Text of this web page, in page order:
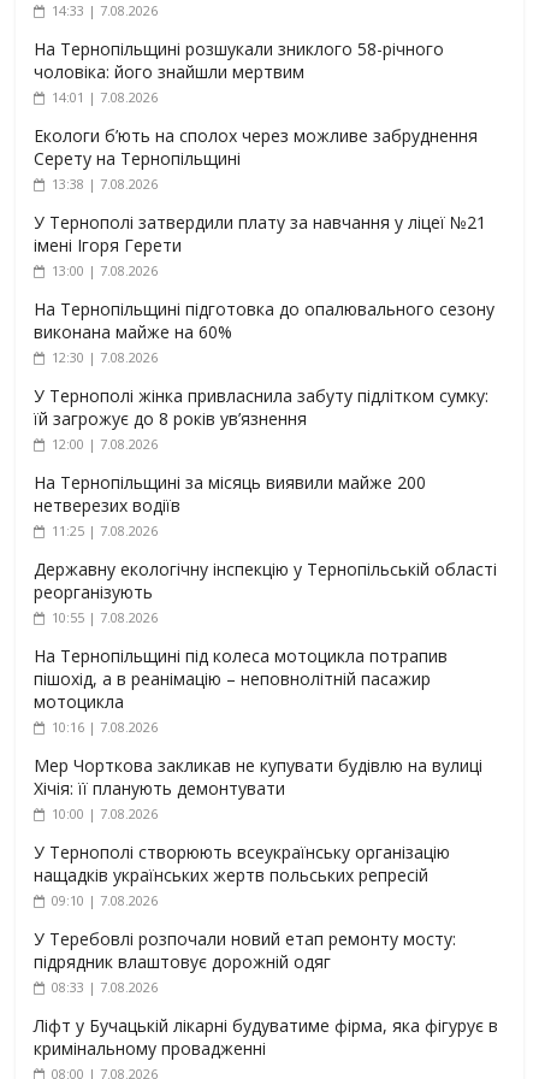
14:33 | 7.08.2026
На Тернопільщині розшукали зниклого 58-річного
чоловіка: його знайшли мертвим
14:01 | 7.08.2026
Екологи б’ють на сполох через можливе забруднення
Серету на Тернопільщині
13:38 | 7.08.2026
У Тернополі затвердили плату за навчання у ліцеї №21
імені Ігоря Герети
13:00 | 7.08.2026
На Тернопільщині підготовка до опалювального сезону
виконана майже на 60%
12:30 | 7.08.2026
У Тернополі жінка привласнила забуту підлітком сумку:
їй загрожує до 8 років ув’язнення
12:00 | 7.08.2026
На Тернопільщині за місяць виявили майже 200
нетверезих водіїв
11:25 | 7.08.2026
Державну екологічну інспекцію у Тернопільській області
реорганізують
10:55 | 7.08.2026
На Тернопільщині під колеса мотоцикла потрапив
пішохід, а в реанімацію – неповнолітній пасажир
мотоцикла
10:16 | 7.08.2026
Мер Чорткова закликав не купувати будівлю на вулиці
Хічія: її планують демонтувати
10:00 | 7.08.2026
У Тернополі створюють всеукраїнську організацію
нащадків українських жертв польських репресій
09:10 | 7.08.2026
У Теребовлі розпочали новий етап ремонту мосту:
підрядник влаштовує дорожній одяг
08:33 | 7.08.2026
Ліфт у Бучацькій лікарні будуватиме фірма, яка фігурує в
кримінальному провадженні
08:00 | 7.08.2026